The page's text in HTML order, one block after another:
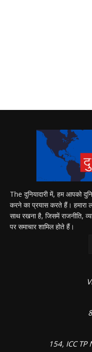
The दुनियादारी में, हम आपको
करने का प्रयास करते हैं। हमारा
साथ रखना है, जिसमें राजनीति,
पर समाचार शामिल होते हैं।
154, ICC TP